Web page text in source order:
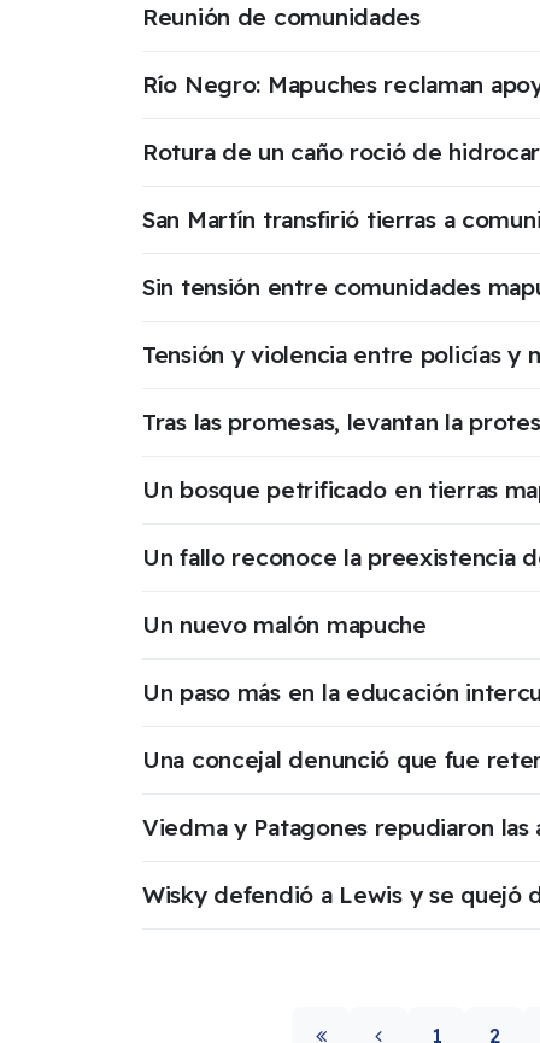
Reunión de comunidades
Río Negro: Mapuches reclaman
Rotura de un caño roció de
San Martín transfirió tierras a
Sin tensión entre comunidades
Tensión y violencia entre policías y
Tras las promesas, levantan la
Un bosque petrificado en tierras
Un fallo reconoce la preexistencia
Un nuevo malón mapuche
Un paso más en la educación
Una concejal denunció que fue
Viedma y Patagones repudiaron
Wisky defendió a Lewis y se quejó
1 2